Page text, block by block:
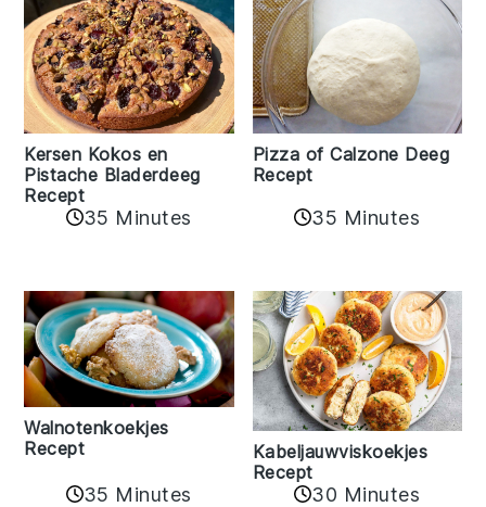
Kersen Kokos en
Pistache Bladerdeeg
Recept
35 Minutes
Pizza of Calzone Deeg
Recept
35 Minutes
Walnotenkoekjes
Recept
35 Minutes
Kabeljauwviskoekjes
Recept
30 Minutes